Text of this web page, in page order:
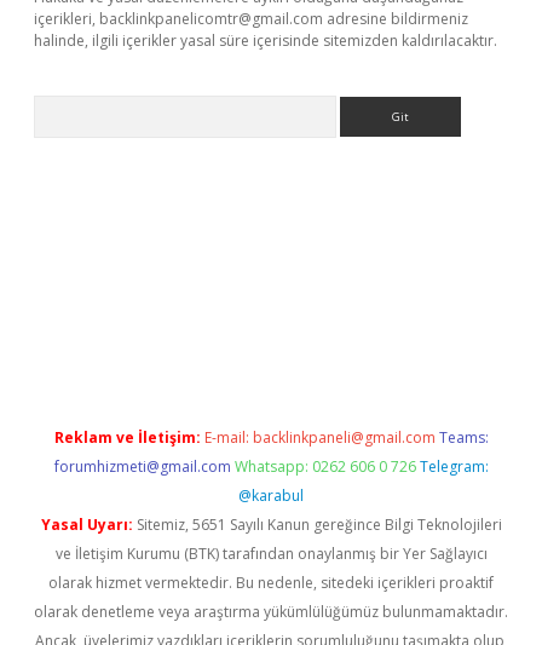
içerikleri, backlinkpanelicomtr@gmail.com adresine bildirmeniz
halinde, ilgili içerikler yasal süre içerisinde sitemizden kaldırılacaktır.
Reklam ve İletişim: E-mail: backlinkpaneli@gmail.com Teams:
forumhizmeti@gmail.com Whatsapp: 0262 606 0 726 Telegram:
@karabul
Yasal Uyarı: Sitemiz, 5651 Sayılı Kanun gereğince Bilgi Teknolojileri
ve İletişim Kurumu (BTK) tarafından onaylanmış bir Yer Sağlayıcı
olarak hizmet vermektedir. Bu nedenle, sitedeki içerikleri proaktif
olarak denetleme veya araştırma yükümlülüğümüz bulunmamaktadır.
Ancak, üyelerimiz yazdıkları içeriklerin sorumluluğunu taşımakta olup,